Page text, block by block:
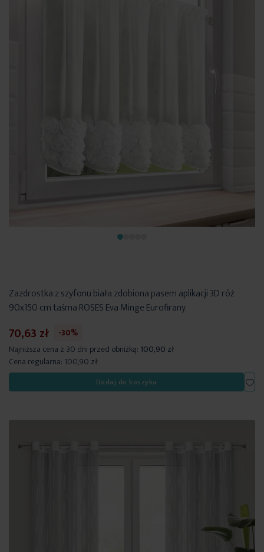
Zazdrostka z szyfonu biała zdobiona pasem aplikacji 3D róż
90x150 cm taśma ROSES Eva Minge Eurofirany
70,63 zł
-30%
Najniższa cena z 30 dni przed obniżką: 100,90 zł
Cena regularna: 100,90 zł
Dodaj do koszyka